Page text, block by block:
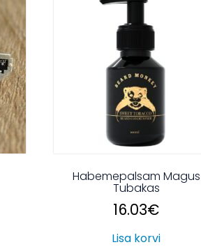
Habemepalsam Magus
Tubakas
16.03€
Lisa korvi